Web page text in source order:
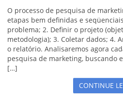
O processo de pesquisa de
etapas bem definidas e
problema; 2. Definir o projeto
metodologia); 3. Coletar dados; 4.
o relatório. Analisaremos agora
pesquisa de marketing, buscando
[…]
CONTINUE